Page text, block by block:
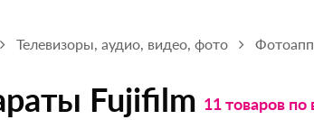
Телевизоры, аудио, видео, фото
Fujifilm 11 товаров